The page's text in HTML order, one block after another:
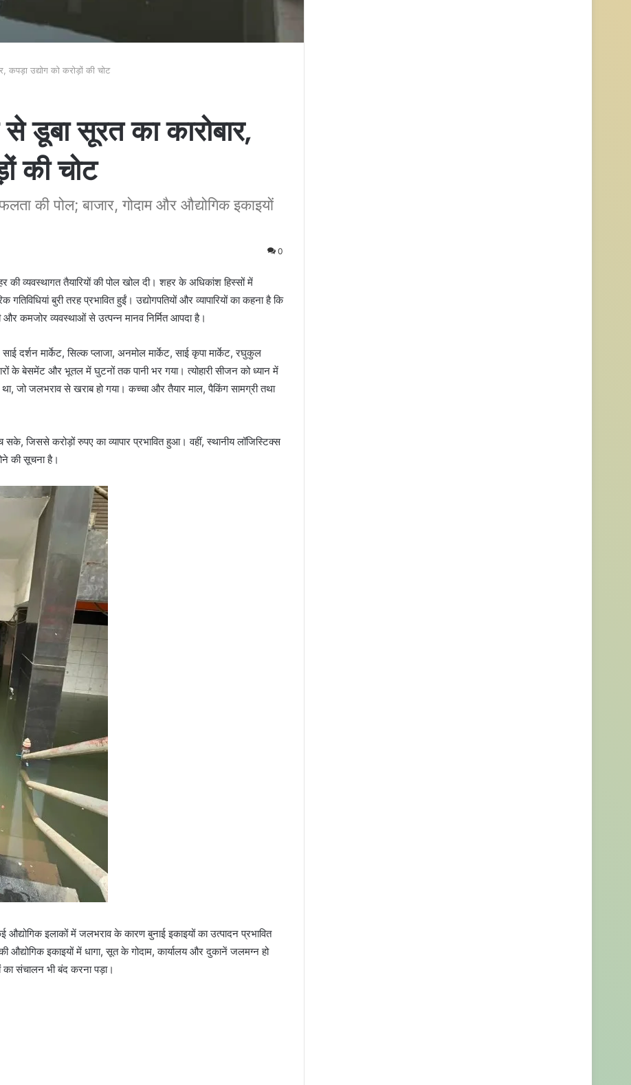
कपड़ा उद्योग को करोड़ों की चोट
डूबा सूरत का कारोबार,
की चोट
की पोल; बाजार, गोदाम और औद्योगिक इकाइयों
0
की व्यवस्थागत तैयारियों की पोल खोल दी। शहर के अधिकांश हिस्सों में
बुरी तरह प्रभावित हुईं। उद्योगपतियों और व्यापारियों का कहना है कि
कमजोर व्यवस्थाओं से उत्पन्न मानव निर्मित आपदा है।
दर्शन मार्केट, सिल्क प्लाजा, अनमोल मार्केट, साई कृपा मार्केट, रघुकुल
के बेसमेंट और भूतल में घुटनों तक पानी भर गया। त्योहारी सीजन को ध्यान में
था, जो जलभराव से खराब हो गया। कच्चा और तैयार माल, पैकिंग सामग्री तथा
जिससे करोड़ों रुपए का व्यापार प्रभावित हुआ। वहीं, स्थानीय लॉजिस्टिक्स
की सूचना है।
औद्योगिक इलाकों में जलभराव के कारण बुनाई इकाइयों का उत्पादन प्रभावित
इकाइयों में धागा, सूत के गोदाम, कार्यालय और दुकानें जलमग्न हो
संचालन भी बंद करना पड़ा।